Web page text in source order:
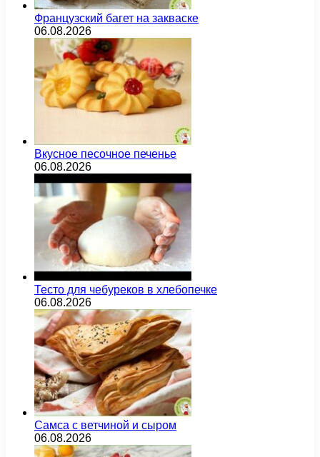
Французский багет на закваске
06.08.2026
Вкусное песочное печенье
06.08.2026
Тесто для чебуреков в хлебопечке
06.08.2026
Самса с ветчиной и сыром
06.08.2026